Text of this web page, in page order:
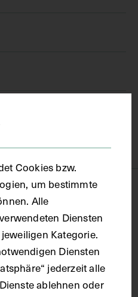
Cookies bzw.
um bestimmte
Alle
Diensten
Kategorie.
Diensten
jederzeit alle
ablehnen oder